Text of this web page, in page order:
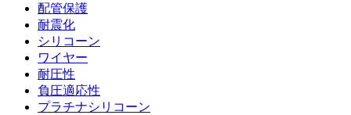
配管保護
耐震化
シリコーン
ワイヤー
耐圧性
負圧適応性
プラチナシリコーン